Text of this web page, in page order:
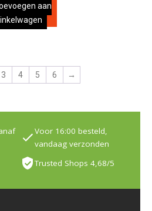
aan
3 4 5 6 →
Voor 16:00 besteld,
vandaag verzonden
Trusted Shops 4,68/5